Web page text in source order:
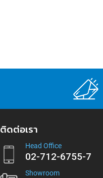
ติดต่อเรา
Head Office
02-712-6755-7
Showroom